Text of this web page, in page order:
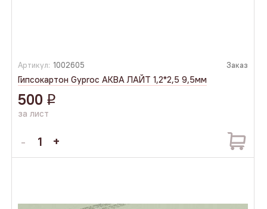
Артикул: 1002605 Заказ
Гипсокартон Gyproc АКВА ЛАЙТ 1,2*2,5 9,5мм
500 q
за лист